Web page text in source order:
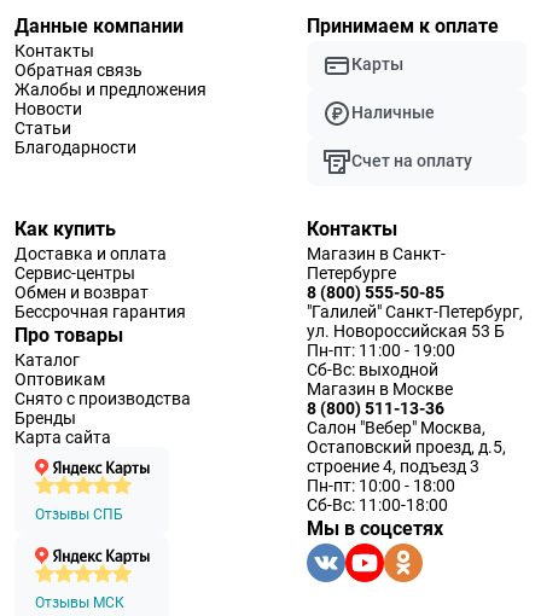
Данные компании
Контакты
Обратная связь
Жалобы и предложения
Новости
Статьи
Благодарности
Принимаем к оплате
Карты
Наличные
Счет на оплату
Как купить
Доставка и оплата
Сервис-центры
Обмен и возврат
Бессрочная гарантия
Про товары
Каталог
Оптовикам
Снято с производства
Бренды
Карта сайта
Отзывы СПБ
Отзывы МСК
Контакты
Магазин в Санкт-
Петербурге
8 (800) 555-50-85
"Галилей" Санкт-Петербург,
ул. Новороссийская 53 Б
Пн-пт: 11:00 - 19:00
Сб-Вс: выходной
Магазин в Москве
8 (800) 511-13-36
Салон "Вебер" Москва,
Остаповский проезд, д.5,
строение 4, подъезд 3
Пн-пт: 10:00 - 18:00
Сб-Вс: 11:00-18:00
Мы в соцсетях